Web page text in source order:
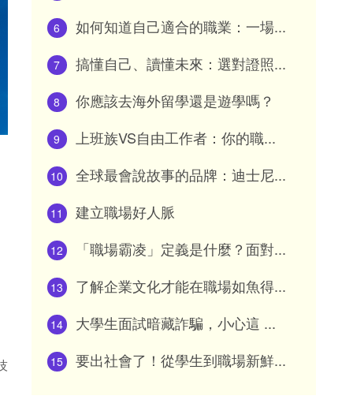
6 如何知道自己適合的職業：一場...
7 搞懂自己、讀懂未來：選對證照...
8 你應該去海外留學還是遊學嗎？
9 上班族VS自由工作者：你的職...
10 全球最會說故事的品牌：迪士尼...
11 建立職場好人脈
12 「職場霸凌」定義是什麼？面對...
13 了解企業文化才能在職場如魚得...
14 大學生面試暗藏詐騙，小心這 ...
15 要出社會了！從學生到職場新鮮...